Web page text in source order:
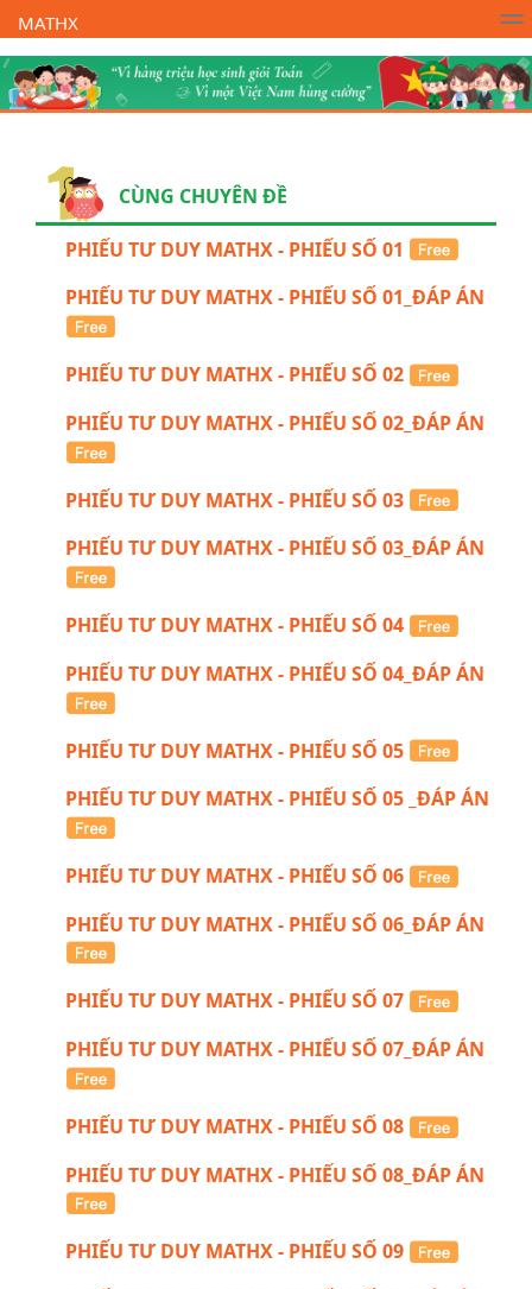
MATHX
Trường Toán Online MATHX Học toán - Lớp 1
CÙNG CHUYÊN ĐỀ
PHIẾU TƯ DUY MATHX - PHIẾU SỐ 01
PHIẾU TƯ DUY MATHX - PHIẾU SỐ 01_ĐÁP ÁN
PHIẾU TƯ DUY MATHX - PHIẾU SỐ 02
PHIẾU TƯ DUY MATHX - PHIẾU SỐ 02_ĐÁP ÁN
PHIẾU TƯ DUY MATHX - PHIẾU SỐ 03
PHIẾU TƯ DUY MATHX - PHIẾU SỐ 03_ĐÁP ÁN
PHIẾU TƯ DUY MATHX - PHIẾU SỐ 04
PHIẾU TƯ DUY MATHX - PHIẾU SỐ 04_ĐÁP ÁN
PHIẾU TƯ DUY MATHX - PHIẾU SỐ 05
PHIẾU TƯ DUY MATHX - PHIẾU SỐ 05 _ĐÁP ÁN
PHIẾU TƯ DUY MATHX - PHIẾU SỐ 06
PHIẾU TƯ DUY MATHX - PHIẾU SỐ 06_ĐÁP ÁN
PHIẾU TƯ DUY MATHX - PHIẾU SỐ 07
PHIẾU TƯ DUY MATHX - PHIẾU SỐ 07_ĐÁP ÁN
PHIẾU TƯ DUY MATHX - PHIẾU SỐ 08
PHIẾU TƯ DUY MATHX - PHIẾU SỐ 08_ĐÁP ÁN
PHIẾU TƯ DUY MATHX - PHIẾU SỐ 09